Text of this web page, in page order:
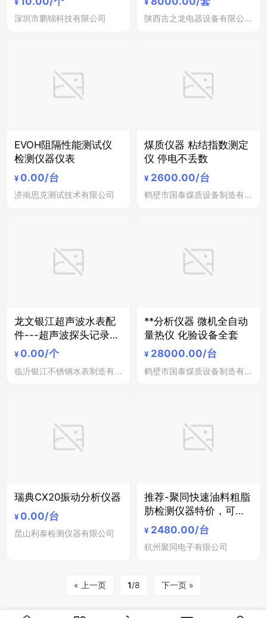
深圳市鹏锦科技有限公司 陕西吉之龙电器设备有限公司
EVOH阻隔性能测试仪
检测仪器仪表
¥ 0.00/台
济南思克测试技术有限公司
煤质仪器 粘结指数测定
仪 停电不丢数
¥ 2600.00/台
鹤壁市国泰煤质设备制造有限公司
龙文银江超声波水表配
件---超声波探头记录显
示仪器
¥ 0.00/个
临沂银江不锈钢水表制造有限公司
**分析仪器 微机全自动
量热仪 化验设备全套
¥ 28000.00/台
鹤壁市国泰煤质设备制造有限公司
瑞典CX20振动分析仪器
¥ 0.00/台
昆山利泰检测仪器有限公司
推荐-聚同快速油料粗脂
肪检测仪器特价，可选
2/4/6联
¥ 2480.00/台
杭州聚同电子有限公司
« 上一页 1/8 下一页 »